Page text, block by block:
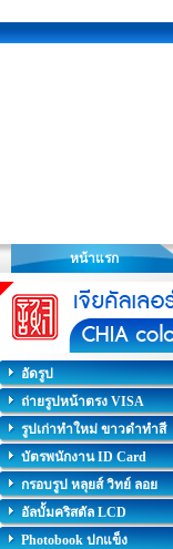
หน้าแรก
อัดรูป
ถ่ายรูปหน้าตรง VISA
รูปเก่าทำใหม่ ขาวดำทำสี
บัตรพนักงาน ID Card
กรอบรูป หลุยส์ วิทย์ ลอย
อัลบั้มคริสตัล LCD
Photobook ปกแข็ง